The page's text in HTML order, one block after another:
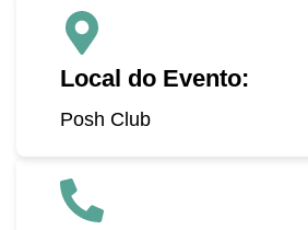
Local do Evento:
Posh Club